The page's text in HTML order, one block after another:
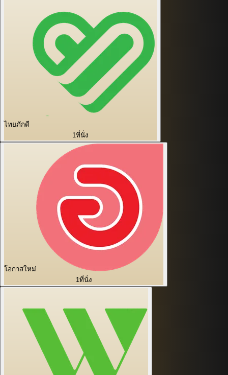
ไทยภักดี
1ที่นั่ง
โอกาสใหม่
1ที่นั่ง